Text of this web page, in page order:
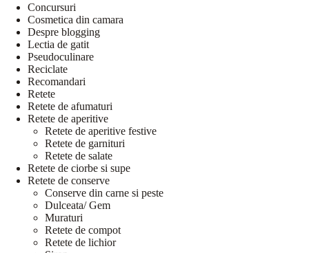
Concursuri
Cosmetica din camara
Despre blogging
Lectia de gatit
Pseudoculinare
Reciclate
Recomandari
Retete
Retete de afumaturi
Retete de aperitive
Retete de aperitive festive
Retete de garnituri
Retete de salate
Retete de ciorbe si supe
Retete de conserve
Conserve din carne si peste
Dulceata/ Gem
Muraturi
Retete de compot
Retete de lichior